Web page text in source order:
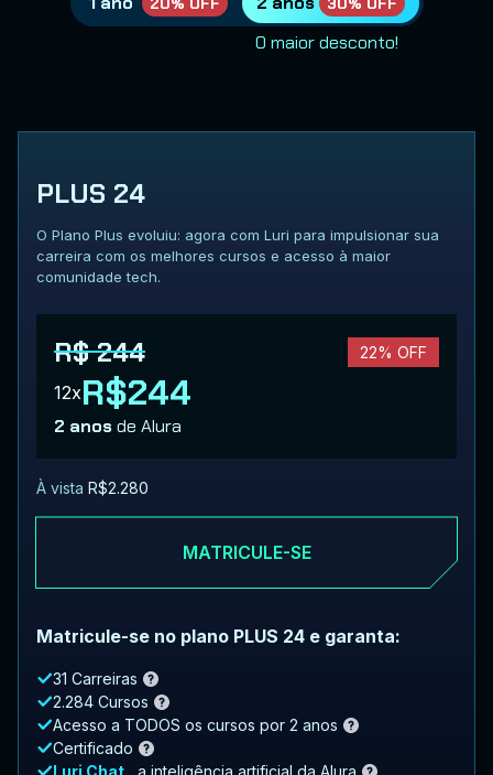
O maior desconto!
PLUS 24
O Plano Plus evoluiu: agora com Luri para impulsionar sua
carreira com os melhores cursos e acesso à maior
comunidade tech.
R$ 244 22% OFF
12xR$244
2 anosde Alura
À vista R$2.280
MATRICULE-SE
Matricule-se no plano PLUS 24 e garanta:
31 Carreiras
2.284 Cursos
Acesso a TODOS os cursos por 2 anos
Certificado